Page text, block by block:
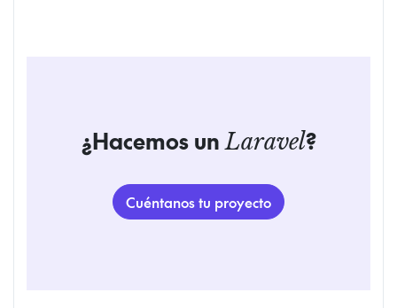
¿Hacemos unLaravel?
Cuéntanos tu proyecto